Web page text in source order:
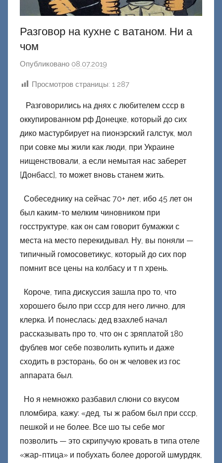
Разговор на кухне с ватаном. Ни а
чом
Опубликовано 08.07.2019
т
о
р
ш
о
н
е
ц
и
й
Просмотров страницы: 1 287
Разговорились на днях с любителем ссср в
оккупированном рф Донецке, который до сих
дико мастурбирует на пионэрский галстук, мол
при совке мы жили как люди, при Украине
нищенствовали, а если немытая нас заберет
[Донбасс], то может вновь станем жить.
Собеседнику на сейчас 70+ лет, ибо 45 лет он
был каким-то мелким чиновником при
госструктуре, как он сам говорит бумажки с
места на место перекидывал. Ну, вы поняли —
типичный гомосоветикус, который до сих пор
помнит все цены на колбасу и т п хрень.
Короче, типа дискуссия зашла про то, что
хорошего было при ссср для него лично, для
клерка. И понеслась: дед взахлеб начал
рассказывать про то, что он с зряплатой 180
фублев мог себе позволить купить и даже
сходить в рэсторань, бо он ж человек из гос
аппарата был.
Но я немножко разбавил слюни со вкусом
пломбира, кажу: «дед, ты ж рабом был при ссср,
пешкой и не более. Все шо ты себе мог
позволить — это скрипучую кровать в типа отеле
«жар-птица» и побухать более дорогой шмурдяк,